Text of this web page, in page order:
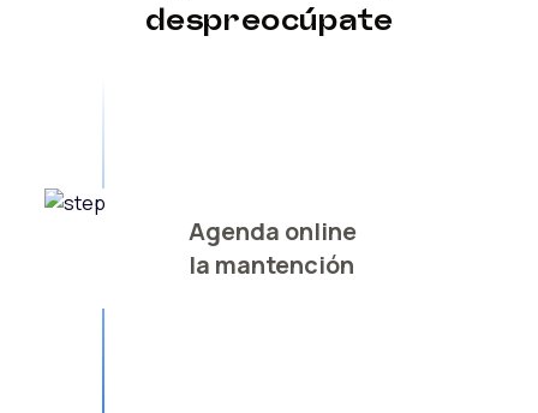
despreocúpate
Agenda online
la mantención